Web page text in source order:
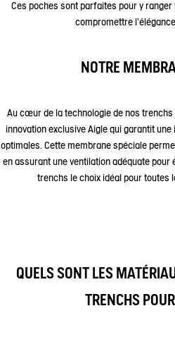
Ces poches sont parfaites pour y
compromettre
NOTRE
Au cœur de la technologie de nos trenchs
innovation exclusive Aigle qui garantit
optimales. Cette membrane spéciale
en assurant une ventilation adéquate
trenchs le choix idéal pour toutes
QUELS SONT LES
TRENCHS